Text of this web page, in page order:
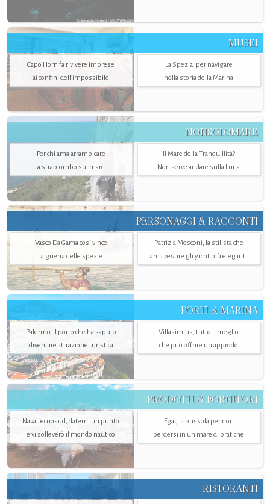
MUSEI
Capo Horn fa rivivere imprese
ai confini dell’impossibile
La Spezia. per navigare
nella storia della Marina
NONSOLOMARE
Per chi ama arrampicare
a strapiombo sul mare
Il Mare della Tranquillità?
Non serve andare sulla Luna
PERSONAGGI & RACCONTI
Vasco Da Gama così vince
la guerra delle spezie
Patrizia Mosconi, la stilista che
ama vestire gli yacht più eleganti
PORTI & MARINA
Palermo, il porto che ha saputo
diventare attrazione turistica
Villasimius, tutto il meglio
che può offrire un approdo
PRODOTTI & FORNITORI
Navaltecnosud, datemi un punto
e vi solleverò il mondo nautico
Egaf, la bussola per non
perdersi in un mare di pratiche
RISTORANTI